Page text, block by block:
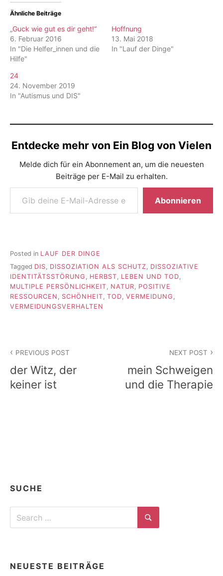
Ähnliche Beiträge
„Guck wie gut es dir geht!“
6. Februar 2016
In "Die Helfer_innen und die
Hilfe"
Hoffnung
13. Mai 2018
In "Lauf der Dinge"
24
24. November 2019
In "Autismus und DIS"
Entdecke mehr von Ein Blog von Vielen
Melde dich für ein Abonnement an, um die neuesten
Beiträge per E-Mail zu erhalten.
Gib deine E-Mail-Adresse ein ...
Abonnieren
Posted in LAUF DER DINGE
Tagged DIS, DISSOZIATION ALS SCHUTZ, DISSOZIATIVE
IDENTITÄTSSTÖRUNG , HERBST, LEBEN UND TOD,
MULTIPLE PERSÖNLICHKEIT, NATUR, POSITIVE
RESSOURCEN , SCHÖNHEIT, TOD, VERMEIDUNG ,
VERMEIDUNGSVERHALTEN
PREVIOUS POST
der Witz, der
keiner ist
NEXT POST
mein Schweigen
und die Therapie
SUCHE
Search
for:
Search
NEUESTE BEITRÄGE